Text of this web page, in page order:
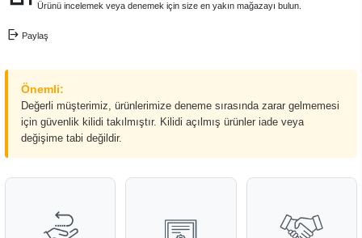
Ürünü incelemek veya denemek için size en yakın mağazayı bulun.
Paylaş
Önemli:
Değerli müşterimiz, ürünlerimize deneme sırasında zarar gelmemesi
için güvenlik kilidi takılmıştır. Kilidi açılmış ürünler iade veya
değişime tabi değildir.